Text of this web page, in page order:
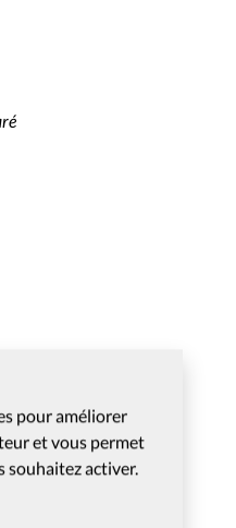
pour améliorer
et vous permet
souhaitez activer.